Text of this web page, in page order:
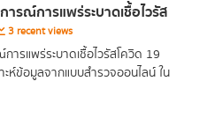
รณ์การแพร่ระบาดเชื้อไวรัส
3 recent views
รแพร่ระบาดเชื้อไวรัสโควิด 19
ห์ข้อมูลจากแบบสำรวจออนไลน์ ใน